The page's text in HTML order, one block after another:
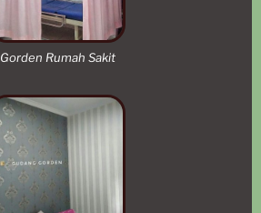
Gorden Rumah Sakit